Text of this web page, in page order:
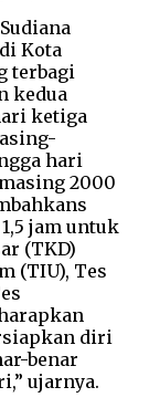
Kota
terbagi
kedua
ketiga
hari
2000
jam untuk
(TKD)
(TIU), Tes
diri
benar
ujarnya.